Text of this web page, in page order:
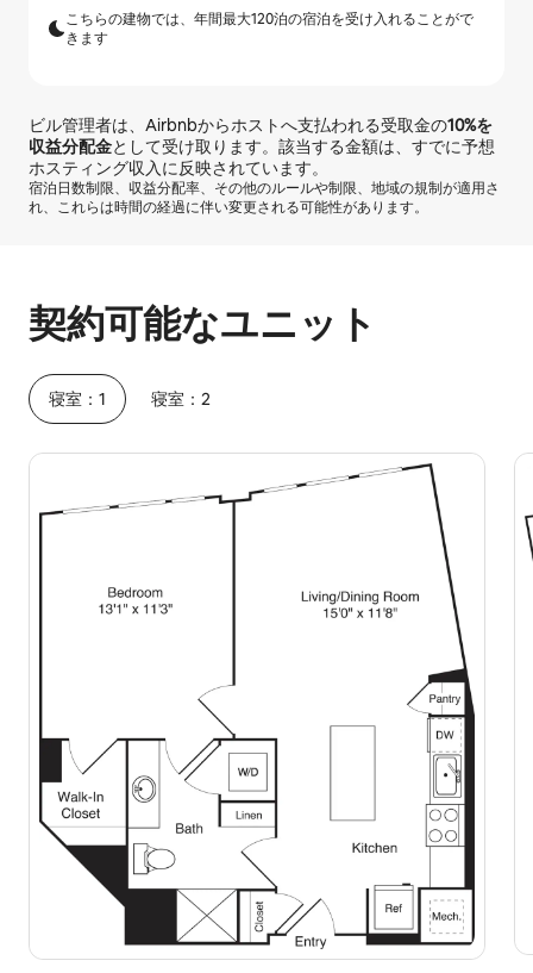
こちらの建物では、年間最大120泊の宿泊を受け入れることがで
きます
ビル管理者は、Airbnbからホストへ支払われる受取金の10%を
収益分配金として受け取ります。該当する金額は、すでに予想
ホスティング収入に反映されています。
宿泊日数制限、収益分配率、その他のルールや制限、地域の規制が適用さ
れ、これらは時間の経過に伴い変更される可能性があります。
契約可能なユニット
寝室：1 寝室：2